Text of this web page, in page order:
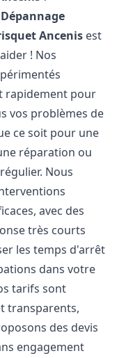
Ancenis est
! Nos
rapidement pour
vos problèmes de
ce soit pour une
réparation ou
Nous
avec des
très courts
les temps d'arrêt
dans votre
tarifs sont
transparents,
des devis
engagement